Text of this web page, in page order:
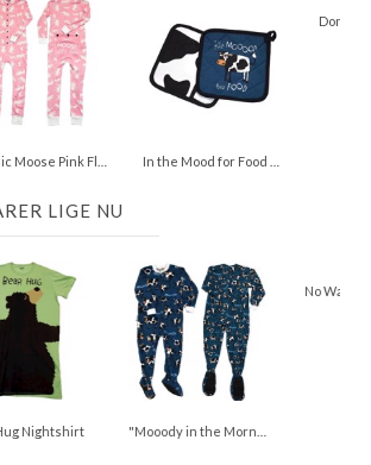
Classic Moose Pink Flapjack Onesie, Adult Medium In the Mood for Food Pot Holder
LIGE NU
Nightshirt "Mooody in the Morning" Footie Onesie, Adult